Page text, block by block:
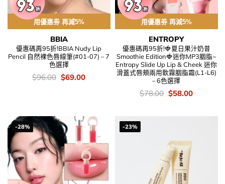
用優惠劵 再減5%
BBIA
優惠碼再95折!BBIA Nudy Lip
Pencil 自然裸色唇線筆(#01-07) – 7
色選擇
價
$96.00 Original
$69.00Current
用優惠劵 再減5%
ENTROPY
優惠碼再95折!🍓夏日果汁奶昔
Smoothie Edition🍓迷你MP3胭脂~
Entropy Slide Up Lip & Cheek 迷你
滑蓋式唇頰兩用軟霧胭脂霜(L1-L6)
– 6色選擇
價
$78.00 Original
$58.00Current
-28% -23%